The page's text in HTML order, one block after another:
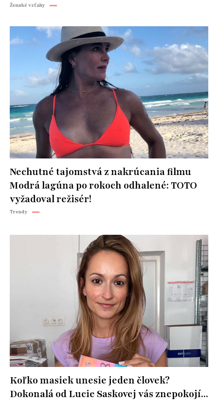
Ženské vzťahy
Nechutné tajomstvá z nakrúcania filmu
Modrá lagúna po rokoch odhalené: TOTO
vyžadoval režisér!
Trendy
Koľko masiek unesie jeden človek?
Dokonalá od Lucie Saskovej vás znepokojí...